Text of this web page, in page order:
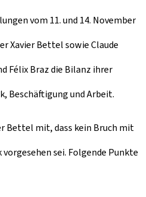
vom 11. und 14. November
Xavier Bettel sowie Claude
Félix Braz die Bilanz ihrer
Beschäftigung und Arbeit.
Bettel mit, dass kein Bruch mit
sei. Folgende Punkte